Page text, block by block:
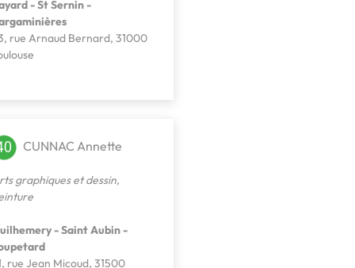
- St Sernin -
rue Arnaud Bernard, 31000
CUNNAC Annette
graphiques et dessin,
- Saint Aubin -
rue Jean Micoud, 31500